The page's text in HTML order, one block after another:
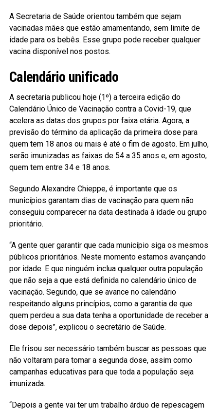
A Secretaria de Saúde orientou também que sejam
vacinadas mães que estão amamentando, sem limite de
idade para os bebês. Esse grupo pode receber qualquer
vacina disponível nos postos.
Calendário unificado
A secretaria publicou hoje (1º) a terceira edição do
Calendário Único de Vacinação contra a Covid-19, que
acelera as datas dos grupos por faixa etária. Agora, a
previsão do término da aplicação da primeira dose para
quem tem 18 anos ou mais é até o fim de agosto. Em julho,
serão imunizadas as faixas de 54 a 35 anos e, em agosto,
quem tem entre 34 e 18 anos.
Segundo Alexandre Chieppe, é importante que os
municípios garantam dias de vacinação para quem não
conseguiu comparecer na data destinada à idade ou grupo
prioritário.
“A gente quer garantir que cada município siga os mesmos
públicos prioritários. Neste momento estamos avançando
por idade. E que ninguém inclua qualquer outra população
que não seja a que está definida no calendário único de
vacinação. Segundo, que se avance no calendário
respeitando alguns princípios, como a garantia de que
quem perdeu a sua data tenha a oportunidade de receber a
dose depois”, explicou o secretário de Saúde.
Ele frisou ser necessário também buscar as pessoas que
não voltaram para tomar a segunda dose, assim como
campanhas educativas para que toda a população seja
imunizada.
“Depois a gente vai ter um trabalho árduo de repescagem